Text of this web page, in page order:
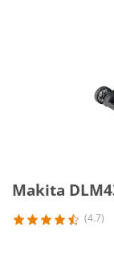
Makita
(4.7)